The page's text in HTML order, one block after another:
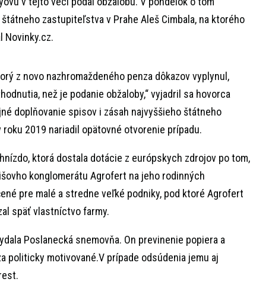
zastupiteľstva v Prahe Aleš Cimbala, na ktorého
Novinky.cz.
z novo nazhromaždeného penza dôkazov vyplynul,
než je podanie obžaloby,“ vyjadril sa hovorca
doplňovanie spisov i zásah najvyššieho štátneho
roku 2019 nariadil opätovné otvorenie prípadu.
ktorá dostala dotácie z európskych zdrojov po tom,
konglomerátu Agrofert na jeho rodinných
pre malé a stredne veľké podniky, pod ktoré Agrofert
späť vlastníctvo farmy.
Poslanecká snemovňa. On previnenie popiera a
politicky motivované.V prípade odsúdenia jemu aj